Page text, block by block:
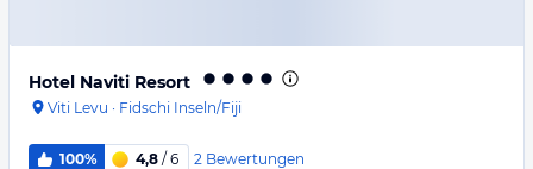
Hotel Naviti Resort
Viti Levu · Fidschi Inseln/Fiji
100% 4,8 / 6 2 Bewertungen